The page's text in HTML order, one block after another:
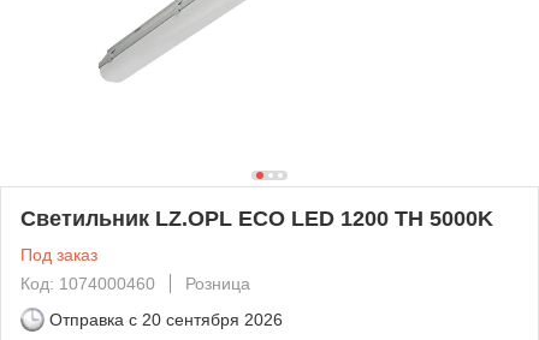
Светильник LZ.OPL ECO LED 1200 TH 5000K
Под заказ
Код: 1074000460
Розница
Отправка с 20 сентября 2026